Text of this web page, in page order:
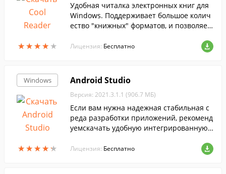
★★★★ ★
★★★★ ★
Удобная читалка электронных книг для
Windows. Поддерживает большое колич
ество "книжных" форматов, и позволяет
комфортного чтения с экрана компьюте
Лицензия: Бесплатно
Windows
★★★★★
★★★★★
Android Studio
Версия: 2021.3.1.1 (906.7 МБ)
Если вам нужна надежная стабильная с
реда разработки приложений, рекоменд
уемскачать удобную интегрированную с
Лицензия: Бесплатно